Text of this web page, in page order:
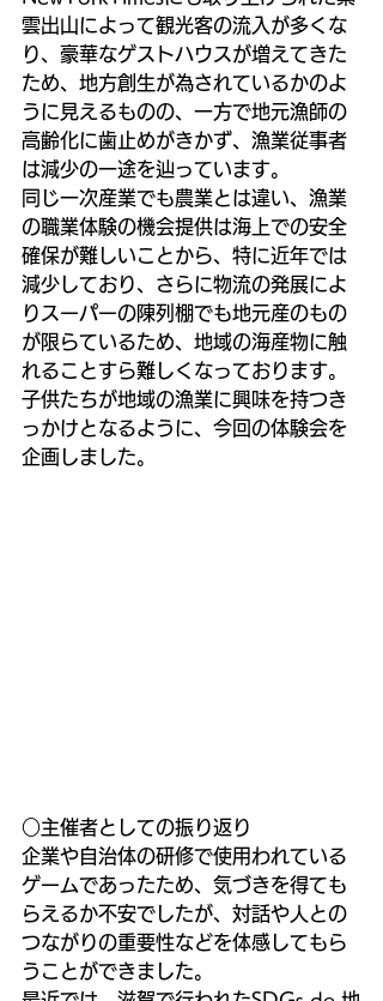
雲出山によって観光客の流入が多くな
り、豪華なゲストハウスが増えてきた
ため、地方創生が為されているかのよ
うに見えるものの、一方で地元漁師の
高齢化に歯止めがきかず、漁業従事者
は減少の一途を辿っています。
同じ一次産業でも農業とは違い、漁業
の職業体験の機会提供は海上での安全
確保が難しいことから、特に近年では
減少しており、さらに物流の発展によ
りスーパーの陳列棚でも地元産のもの
が限らているため、地域の海産物に触
れることすら難しくなっております。
子供たちが地域の漁業に興味を持つき
っかけとなるように、今回の体験会を
企画しました。
○主催者としての振り返り
企業や自治体の研修で使用われている
ゲームであったため、気づきを得ても
らえるか不安でしたが、対話や人との
つながりの重要性などを体感してもら
うことができました。